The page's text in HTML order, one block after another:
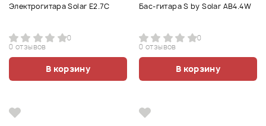
Электрогитара Solar E2.7C
0
0 отзывов
В корзину
Бас-гитара S by Solar AB4.4W
0
0 отзывов
В корзину